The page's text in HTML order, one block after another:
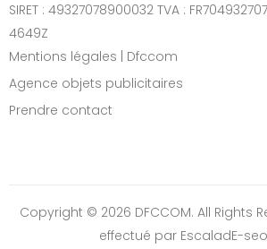
SIRET : 49327078900032 TVA :
4649Z
Mentions légales | Dfccom
Agence objets publicitaires
Prendre contact
Copyright © 2026 DFCCOM. All Rights
effectué par EscaladE-